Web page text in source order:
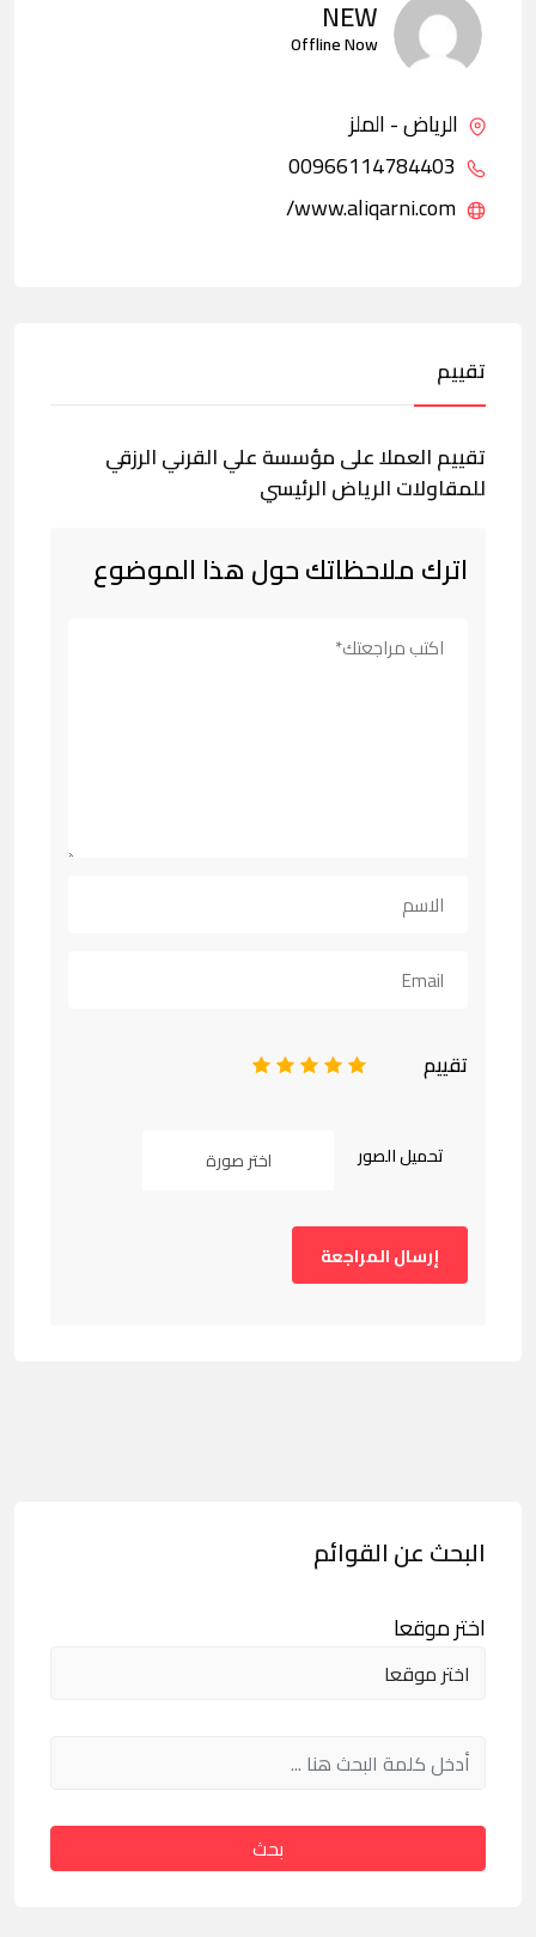
NEW
Offline Now
الرياض - الملز
تقييم
تقييم العملا على مؤسسة علي القرني الرزقي
للمقاولات الرياض الرئيسي
اترك ملاحظاتك حول هذا الموضوع
تقييم 5
4
3
2
تحميل الصور اختر صورة
البحث عن القوائم
اختر موقعا
بحث